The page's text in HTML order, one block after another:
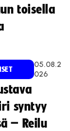
toisella
05.08.2
026
syntyy
– Reilu